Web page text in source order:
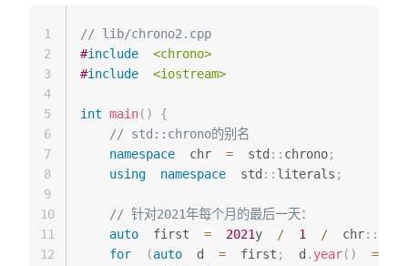
// lib/chrono2.cpp
#include
<chrono>
#include <iostream>
int main( )
{
// std::chrono的别名
namespace
  chr
=
  std
:: chrono;
using
namespace
  std
:: literals ;
// 针对2021年每个月的最后一天：
auto
  first
= 2021y / 1 /
  chr
::
for
(auto
  d
=
  first
;
  d
. year( ) ==
1
2
3
4
5
6
7
8
9
10
11
12